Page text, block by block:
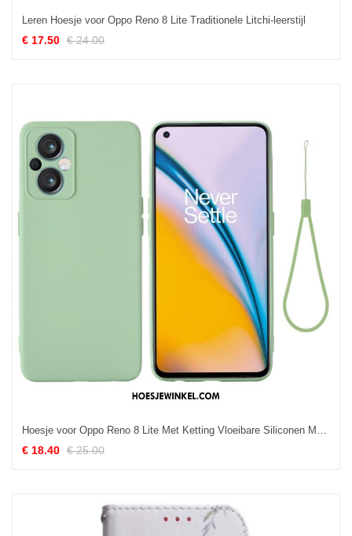
Leren Hoesje voor Oppo Reno 8 Lite Traditionele Litchi-leerstijl
€ 17.50 € 24.00
Hoesje voor Oppo Reno 8 Lite Met Ketting Vloeibare Siliconen Met Bandjes
€ 18.40 € 25.00